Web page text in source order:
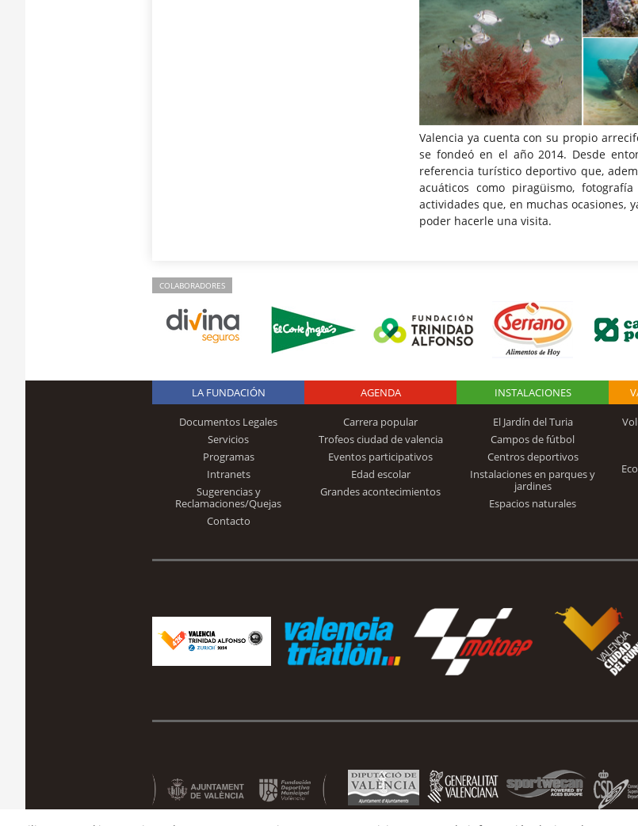
Valencia ya cuenta con su propio
se fondeó en el año 2014. Desde
referencia turístico deportivo que,
acuáticos como piragüismo,
actividades que, en muchas ocasiones,
poder hacerle una visita.
COLABORADORES
Logo Fundación
Trinidad Alfonso
LA FUNDACIÓN
Documentos Legales
Servicios
Programas
Intranets
Sugerencias y
Reclamaciones/Quejas
Contacto
AGENDA
Carrera popular
Trofeos ciudad de valencia
Eventos participativos
Edad escolar
Grandes acontecimientos
INSTALACIONES
El Jardín del Turia
Campos de fútbol
Centros deportivos
Instalaciones en parques y
jardines
Espacios naturales